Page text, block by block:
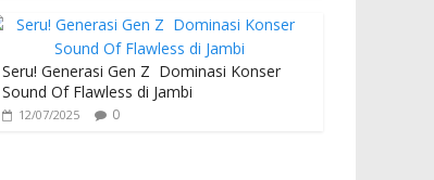
Seru! Generasi Gen Z Dominasi Konser
Sound Of Flawless di Jambi
12/07/2025 0